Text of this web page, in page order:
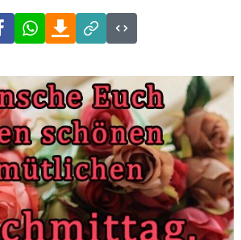
FacebookWhatsAppDownload
Link
Code